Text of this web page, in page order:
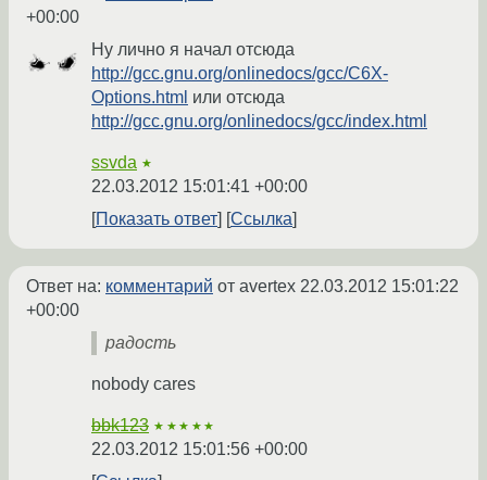
+00:00
Ну лично я начал отсюда
http://gcc.gnu.org/onlinedocs/gcc/C6X-
Options.html или отсюда
http://gcc.gnu.org/onlinedocs/gcc/index.html
ssvda ★
22.03.2012 15:01:41 +00:00
Показать ответ
Ссылка
Ответ на: комментарий от avertex 22.03.2012 15:01:22
+00:00
радость
nobody cares
bbk123 ★★★★★
22.03.2012 15:01:56 +00:00